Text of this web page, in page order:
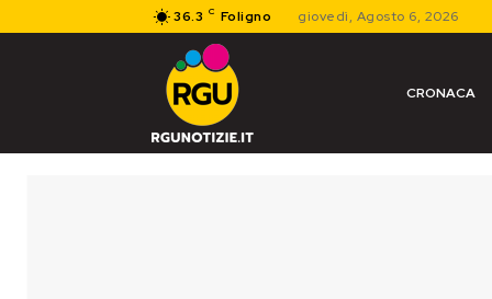
36.3 C Foligno giovedì, Agosto 6, 2026
CRONACA